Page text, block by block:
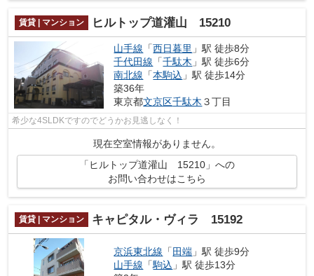
賃貸 | マンション ヒルトップ道灌山 15210
山手線 「西日暮里 」駅 徒歩8分
千代田線 「千駄木 」駅 徒歩6分
南北線 「本駒込 」駅 徒歩14分
築36年
東京都文京区千駄木 ３丁目
希少な4SLDKですのでどうかお見逃しなく！
現在空室情報がありません。
「ヒルトップ道灌山 15210」への
お問い合わせはこちら
賃貸 | マンション キャピタル・ヴィラ 15192
京浜東北線 「 田端 」駅 徒歩9分
山手線 「駒込 」駅 徒歩13分